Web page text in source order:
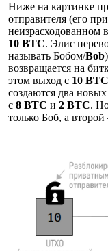
Ниже на картинке
отправителя (его
неизрасходованном
10 BTC. Элис
называть Бобом/Bob
возвращается на
этом выход с 10 BTC
создаются два
c8 BTC и2 BTC.
только Боб, а